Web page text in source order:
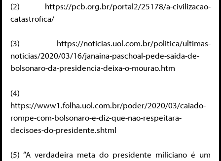
(2) https://pcb.org.br/portal2/25178/a-civilizacao-
catastrofica/
(3) https://noticias.uol.com.br/politica/ultimas-
noticias/2020/03/16/janaina-paschoal-pede-saida-de-
bolsonaro-da-presidencia-deixa-o-mourao.htm
(4)
https://www1.folha.uol.com.br/poder/2020/03/caiado-
rompe-com-bolsonaro-e-diz-que-nao-respeitara-
decisoes-do-presidente.shtml
(5) “A verdadeira meta do presidente miliciano é um